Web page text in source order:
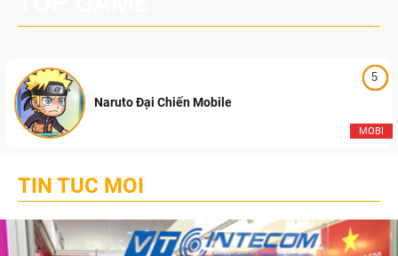
5
MOBI
Naruto Đại Chiến Mobile
TIN TUC MOI